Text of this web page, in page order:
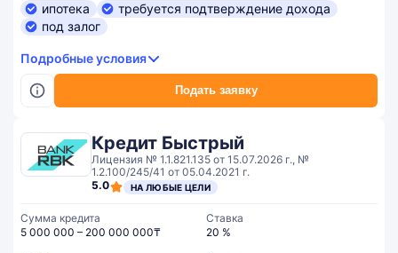
Подать заявку
ипотека
требуется подтверждение дохода
под залог
Подробные условия
Кредит Быстрый
Лицензия № 1.1.821.135 от 15.07.2026 г., №
1.2.100/245/41 от 05.04.2021 г.
5.0
НА ЛЮБЫЕ ЦЕЛИ
Сумма кредита
5 000 000 – 200 000 000₸
Ставка
20 %